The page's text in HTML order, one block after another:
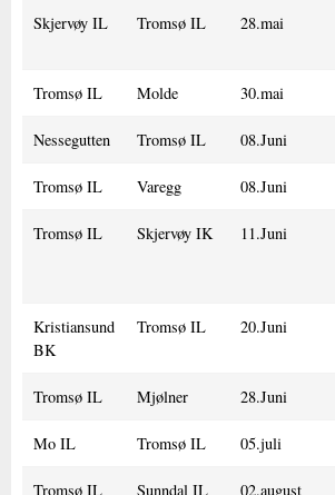
Skjervøy IL Tromsø IL 28.mai
Tromsø IL Molde 30.mai
Nessegutten Tromsø IL 08.Juni
Tromsø IL Varegg 08.Juni
Tromsø IL Skjervøy IK 11.Juni
Kristiansund
BK
Tromsø IL 20.Juni
Tromsø IL Mjølner 28.Juni
Mo IL Tromsø IL 05.juli
Tromsø IL Sunndal IL 02.august